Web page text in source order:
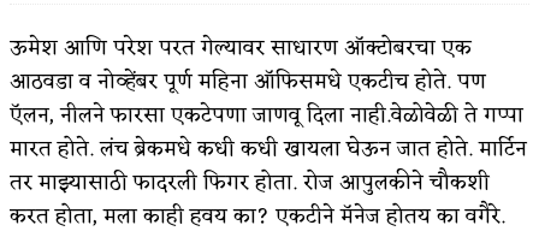
पुस्तके बदलायची आहेत तुम्हाला!
किती घोषणांचा पाऊस होता
कसं हुईन तं हू माय…
काळजाचे प्रेत
ऊमेश आणि परेश परत गेल्यावर साधारण ऑक्टोबरचा एक
आठवडा व नोव्हेंबर पूर्ण महिना ऑफिसमधे एकटीच होते. पण
ऍलन, नीलने फारसा एकटेपणा जाणवू दिला नाही.वेळोवेळी ते गप्पा
मारत होते. लंच ब्रेकमधे कधी कधी खायला घेऊन जात होते. मार्टिन
तर माझ्यासाठी फादरली फिगर होता. रोज आपुलकीने चौकशी
करत होता, मला काही हवय का? एकटीने मॅनेज होतय का वगैरे.